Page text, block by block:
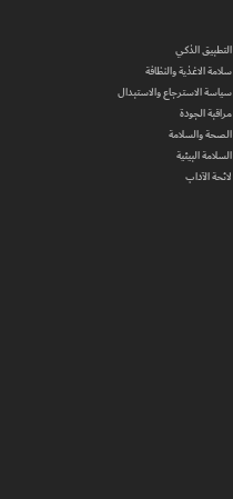
التطبيق الذكي
سلامة الاغذية والنظافة
سياسة الاسترجاع والاستبدال
مراقبة الجودة
الصحة والسلامة
السلامة البيئية
لائحة الآداب